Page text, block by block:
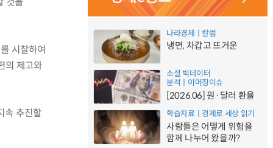
것을
시찰하여
의 제고와
속 추진할
나라경제ㅣ칼럼
냉면, 차갑고 뜨거운
소셜 빅데이터
분석ㅣ이머징이슈
[2026.06] 원·달러 환율
학습자료ㅣ경제로 세상 읽기
사람들은 어떻게 위험을
함께 나누어 왔을까?